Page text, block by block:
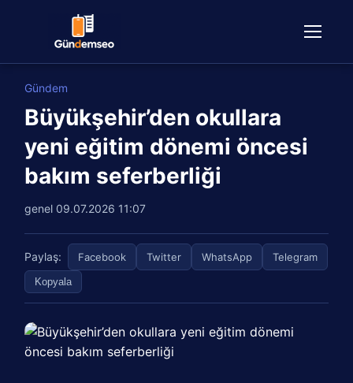
Gündem
Büyükşehir’den okullara
yeni eğitim dönemi öncesi
bakım seferberliği
genel 09.07.2026 11:07
Paylaş: Facebook Twitter WhatsApp Telegram
Kopyala